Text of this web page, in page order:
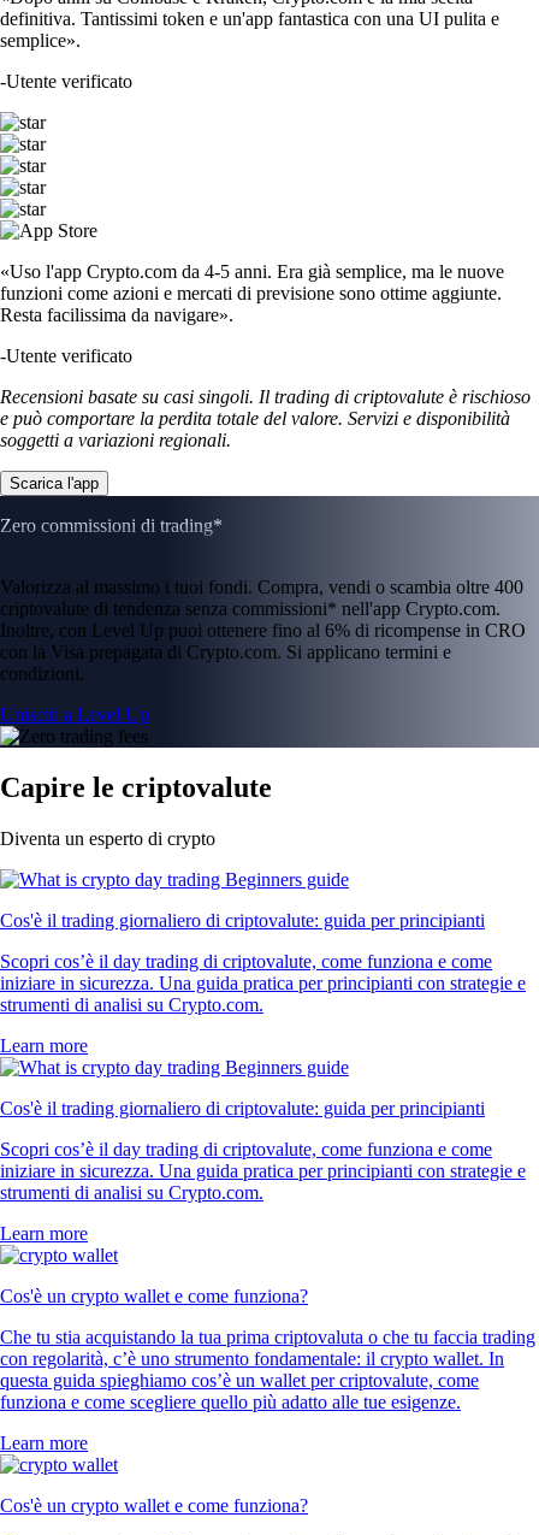
definitiva. Tantissimi token e un'app fantastica con una UI pulita e
semplice».
-Utente verificato
«Uso l'app Crypto.com da 4-5 anni. Era già semplice, ma le nuove
funzioni come azioni e mercati di previsione sono ottime aggiunte.
Resta facilissima da navigare».
-Utente verificato
Recensioni basate su casi singoli. Il trading di criptovalute è rischioso
e può comportare la perdita totale del valore. Servizi e disponibilità
soggetti a variazioni regionali.
Scarica l'app
Zero commissioni di trading*
Valorizza al massimo i tuoi fondi. Compra, vendi o scambia oltre 400
criptovalute di tendenza senza commissioni* nell'app Crypto.com.
Inoltre, con Level Up puoi ottenere fino al 6% di ricompense in CRO
con la Visa prepagata di Crypto.com. Si applicano termini e
condizioni.
Unisciti a Level Up
Capire le criptovalute
Diventa un esperto di crypto
Cos'è il trading giornaliero di criptovalute: guida per principianti
Scopri cos’è il day trading di criptovalute, come funziona e come
iniziare in sicurezza. Una guida pratica per principianti con strategie e
strumenti di analisi su Crypto.com.
Learn more
Cos'è il trading giornaliero di criptovalute: guida per principianti
Scopri cos’è il day trading di criptovalute, come funziona e come
iniziare in sicurezza. Una guida pratica per principianti con strategie e
strumenti di analisi su Crypto.com.
Learn more
Cos'è un crypto wallet e come funziona?
Che tu stia acquistando la tua prima criptovaluta o che tu faccia trading
con regolarità, c’è uno strumento fondamentale: il crypto wallet. In
questa guida spieghiamo cos’è un wallet per criptovalute, come
funziona e come scegliere quello più adatto alle tue esigenze.
Learn more
Cos'è un crypto wallet e come funziona?